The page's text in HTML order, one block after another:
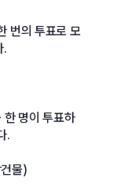
번의 투표로 모
.
한 명이 투표하
.
물)